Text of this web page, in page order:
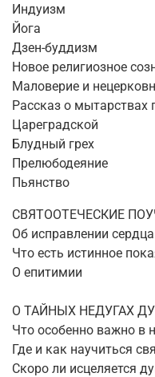
Индуизм
Йога
Дзен-буддизм
Новое религиозное
Маловерие и
Рассказ о
Цареградской
Блудный грех
Прелюбодеяние
Пьянство
СВЯТООТЕЧЕСКИЕ
Об исправлении сердца
Что есть истинное
О епитимии
О ТАЙНЫХ НЕДУГАХ
Что особенно важно в
Где и как научиться
Скоро ли исцеляется